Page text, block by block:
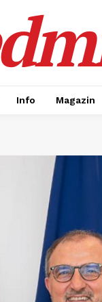
Info Magazin